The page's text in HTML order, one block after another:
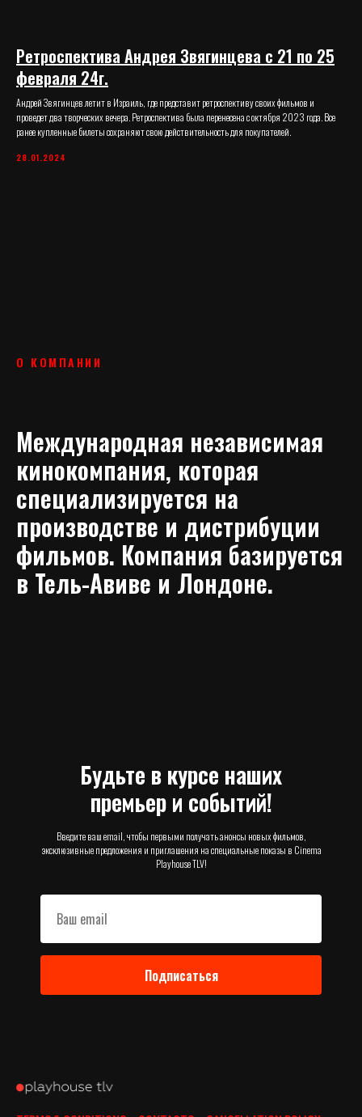
Ретроспектива Андрея Звягинцева с 21 по 25
февраля 24г.
Андрей Звягинцев летит в Израиль, где представит ретроспективу своих фильмов и
проведет два творческих вечера. Ретроспектива была перенесена с октября 2023 года. Все
ранее купленные билеты сохраняют свою действительность для покупателей.
28.01.2024
О КОМПАНИИ
Международная независимая
кинокомпания, которая
специализируется на
производстве и дистрибуции
фильмов. Компания базируется
в Тель-Авиве и Лондоне.
Будьте в курсе наших
премьер и событий!
Введите ваш email, чтобы первыми получать анонсы новых фильмов,
эксклюзивные предложения и приглашения на специальные показы в Cinema
Playhouse TLV!
Подписаться